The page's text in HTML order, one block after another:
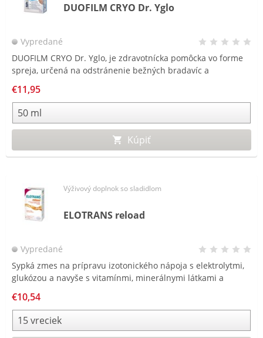
DUOFILM CRYO Dr. Yglo
Vypredané
DUOFILM CRYO Dr. Yglo, je zdravotnícka pomôcka vo forme
spreja, určená na odstránenie bežných bradavíc a
€11,95
Kúpiť
Výživový doplnok so sladidlom
ELOTRANS reload
Vypredané
Sypká zmes na prípravu izotonického nápoja s elektrolytmi,
glukózou a navyše s vitamínmi, minerálnymi látkami a
rehydratáciu tela.
€10,54